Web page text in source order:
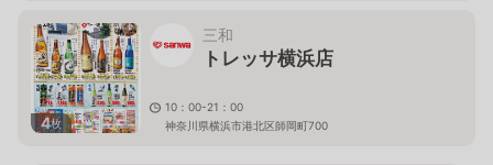
4枚
三和
トレッサ横浜店
10：00-21：00
神奈川県横浜市港北区師岡町700